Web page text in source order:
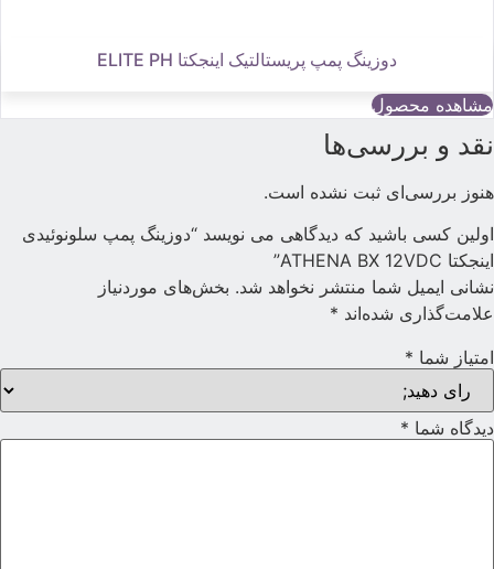
دوزینگ پمپ پریستالتیک اینجکتا ELITE PH
مشاهده محصول
نقد و بررسی‌ها
هنوز بررسی‌ای ثبت نشده است.
اولین کسی باشید که دیدگاهی می نویسد “دوزینگ پمپ سلونوئیدی
اینجکتا ATHENA BX 12VDC”
نشانی ایمیل شما منتشر نخواهد شد. بخش‌های موردنیاز
علامت‌گذاری شده‌اند *
امتیاز شما *
دیدگاه شما *